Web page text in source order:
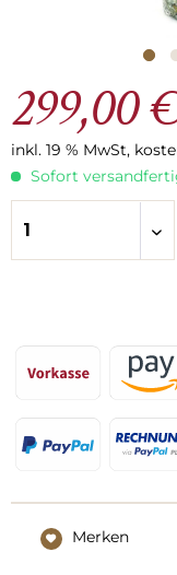
299,00
inkl. 19 % MwSt,
Sofort
Merken